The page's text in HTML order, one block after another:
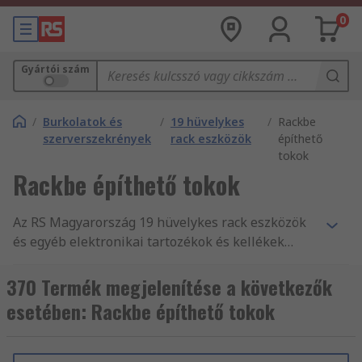
0
Gyártói szám
/ Burkolatok és
szerverszekrények
/ 19 hüvelykes
rack eszközök
/ Rackbe
építhető
tokok
Rackbe építhető tokok
Az RS Magyarország 19 hüvelykes rack eszközök
és egyéb elektronikai tartozékok és kellékek
Versenyképes árak, az iparág által jóváhagyott
termékek, illetve ügyfélszolgálatunk kitűnő
minősége az, amivel folyamatosan alátámasztjuk
építhető házak és tokok, 19 hüvelykes
370 Termék megjelenítése a következők
esetében: Rackbe építhető tokok